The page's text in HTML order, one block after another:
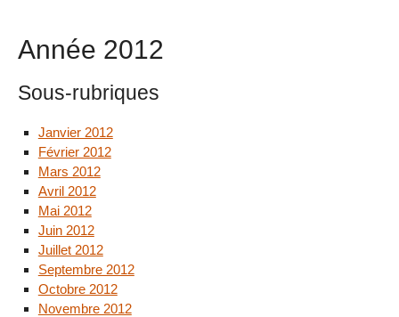
Année 2012
Sous-rubriques
Janvier 2012
Février 2012
Mars 2012
Avril 2012
Mai 2012
Juin 2012
Juillet 2012
Septembre 2012
Octobre 2012
Novembre 2012